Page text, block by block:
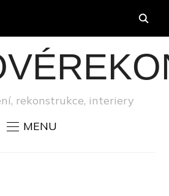
rekonstrukce, interiery
MENU